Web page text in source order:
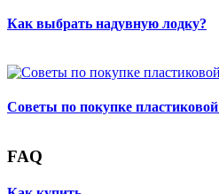
Как выбрать надувную лодку?
Советы по покупке
FAQ